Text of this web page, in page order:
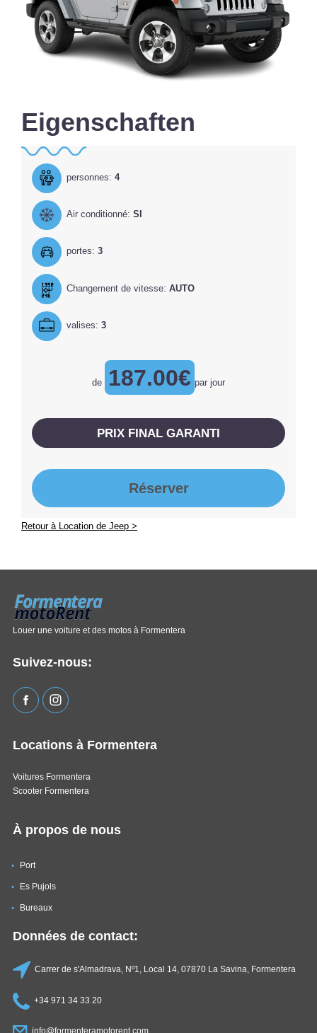
Eigenschaften
personnes: 4
Air conditionné: SI
portes: 3
Changement de vitesse: AUTO
valises: 3
de 187.00€ par jour
PRIX ​​FINAL GARANTI
Réserver
Retour à Location de Jeep >
Louer une voiture et des motos à Formentera
Suivez-nous:
Locations à Formentera
Voitures Formentera
Scooter Formentera
À propos de nous
Port
Es Pujols
Bureaux
Données de contact:
Carrer de s'Almadrava, Nº1, Local 14, 07870 La Savina, Formentera
+34 971 34 33 20
info@formenteramotorent.com